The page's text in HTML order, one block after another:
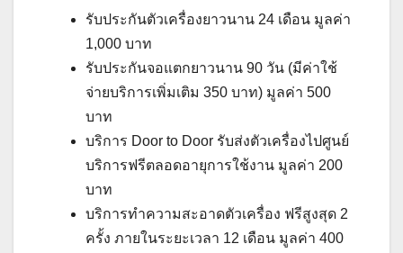
รับประกันตัวเครื่องยาวนาน 24 เดือน มูลค่า
1,000 บาท
รับประกันจอแตกยาวนาน 90 วัน (มีค่าใช้
จ่ายบริการเพิ่มเติม 350 บาท) มูลค่า 500
บาท
บริการ Door to Door รับส่งตัวเครื่องไปศูนย์
บริการฟรีตลอดอายุการใช้งาน มูลค่า 200
บาท
บริการทำความสะอาดตัวเครื่อง ฟรีสูงสุด 2
ครั้ง ภายในระยะเวลา 12 เดือน มูลค่า 400